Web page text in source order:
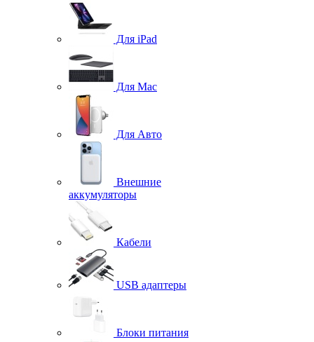
Для iPad
Для Mac
Для Авто
Внешние
аккумуляторы
Кабели
USB адаптеры
Блоки питания